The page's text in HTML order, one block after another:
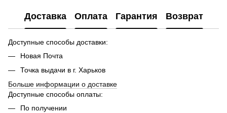
Доставка Оплата Гарантия Возврат
Доступные способы доставки:
Новая Почта
Точка выдачи в г. Харьков
Больше информации о доставке
Доступные способы оплаты:
По получении